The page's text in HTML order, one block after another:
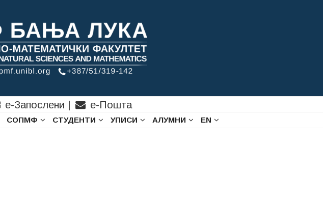
е-Запослени е-Пошта
СОПМФ СТУДЕНТИ УПИСИ АЛУМНИ EN